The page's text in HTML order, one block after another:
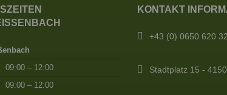
09:00 – 12:00
09:00 – 12:00
KONTAKT
+43 (0) 0650 620
Stadtplatz 15 -